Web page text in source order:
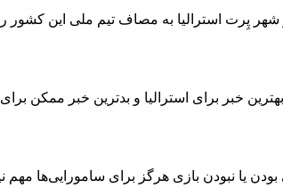
تیم ملی ژاپن که صعودش را به جام جهانی ‏۲۰۲۶ قطعی کرده امروز در شهر پِرت
شد عزیز بهیچ برای ‏استرالیا گلزنی کرده و ژاپن ۱-۰ شکست بخورد. این بهترین خبر
بودن یا نبودن بازی ‏هرگز برای سامورایی‌ها